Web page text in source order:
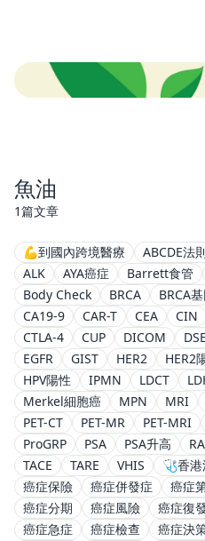
魚油
1篇文章
💪到國內跨境醫療 ABCDE法
ALK
AYA癌症 Barrett食管
Body Check
BRCA BRCA
CA19-9
CAR-T CEA CIN
CTLA-4
CUP DICOM DSE
EGFR
GIST HER2 HER2
HPV陽性
IPMN LDCT
Merkel細胞癌
MPN MRI
PET-CT
PET-MR PET-MRI
ProGRP
PSA PSA升高
TACE
TARE VHIS 🩺香港
癌症保險
癌症併發症 癌症
癌症分期
癌症風險 癌症復
癌症急症
癌症檢查 癌症決